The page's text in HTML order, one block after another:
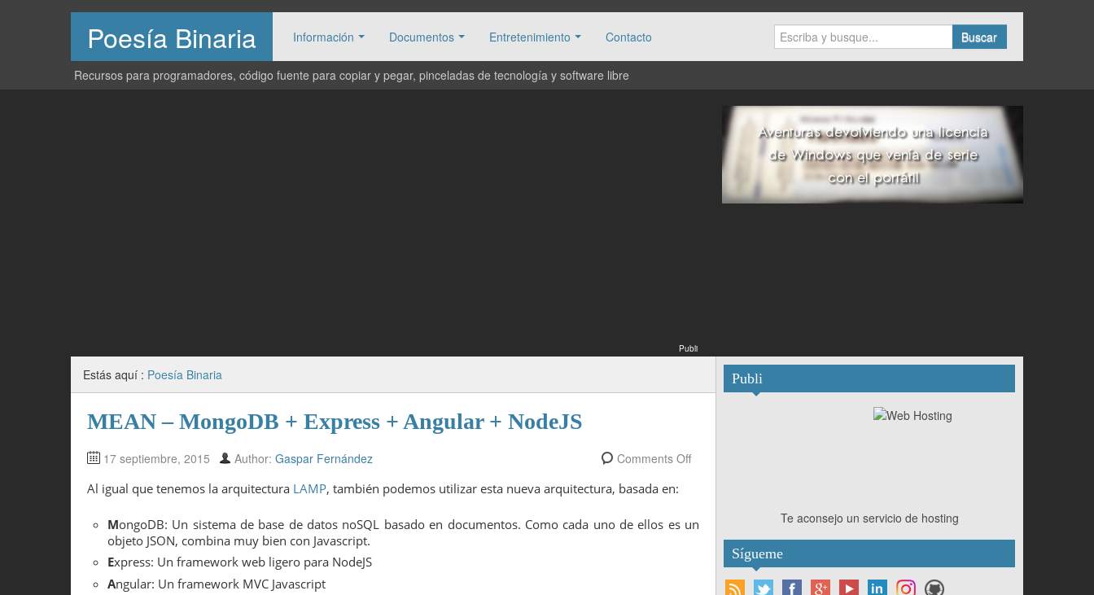
Poesía Binaria Información Documentos Entretenimiento Contacto Buscar
Recursos para programadores, código fuente para copiar y pegar, pinceladas de tecnología y software libre
Publi
Estás aquí : Poesía Binaria
MEAN – MongoDB + Express + Angular + NodeJS
17 septiembre, 2015 Author: Gaspar Fernández
Comments Off
Al igual que tenemos la arquitectura LAMP, también podemos utilizar esta nueva arquitectura, basada en:
MongoDB: Un sistema de base de datos noSQL basado en documentos. Como cada uno de ellos es un
objeto JSON, combina muy bien con Javascript.
Express: Un framework web ligero para NodeJS
Angular: Un framework MVC Javascript
Publi
Te aconsejo un servicio de hosting
Sígueme